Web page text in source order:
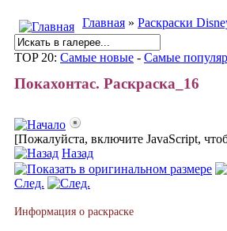
Главная » Раскраски
TOP 20: Самые новые - Самые
Покахонтас. Раскраска_16
[Пожалуйста, включите JavaScript,
Назад
След.
Информация о раскраске